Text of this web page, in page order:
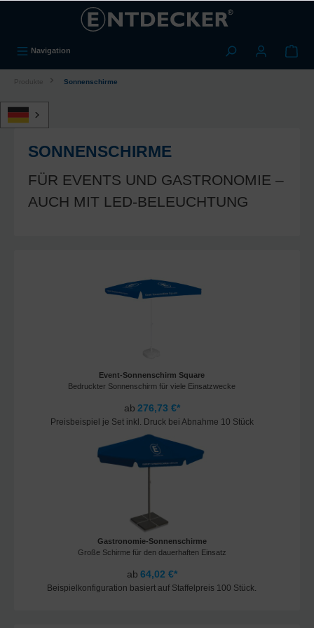
Navigation
Produkte Sonnenschirme
SONNENSCHIRME
FÜR EVENTS UND GASTRONOMIE –
AUCH MIT LED-BELEUCHTUNG
Event-Sonnenschirm Square
Bedruckter Sonnenschirm für viele Einsatzwecke
ab 276,73 €*
Preisbeispiel je Set inkl. Druck bei Abnahme 10 Stück
Gastronomie-Sonnenschirme
Große Schirme für den dauerhaften Einsatz
ab 64,02 €*
Beispielkonfiguration basiert auf Staffelpreis 100 Stück.